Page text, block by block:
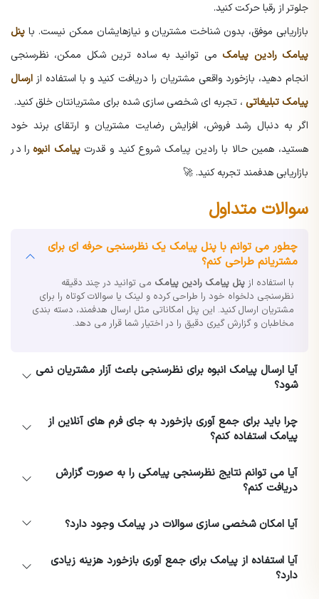
جلوتر از رقبا حرکت کنید.
بازاریابی موفق، بدون شناخت مشتریان و نیازهایشان ممکن نیست. با پنل
پیامک رادین پیامک می توانید به ساده ترین شکل ممکن، نظرسنجی
انجام دهید، بازخورد واقعی مشتریان را دریافت کنید و با استفاده از ارسال
پیامک تبلیغاتی ، تجربه ای شخصی سازی شده برای مشتریانتان خلق کنید.
اگر به دنبال رشد فروش، افزایش رضایت مشتریان و ارتقای برند خود
هستید، همین حالا با رادین پیامک شروع کنید و قدرتپیامک انبوهرا در
بازاریابی هدفمند تجربه کنید. 🚀
سوالات متداول
چطور می توانم با پنل پیامک یک نظرسنجی حرفه ای برای
مشتریانم طراحی کنم؟
با استفاده از پنل پیامک رادین پیامک می توانید در چند دقیقه
نظرسنجی دلخواه خود را طراحی کرده و لینک یا سوالات کوتاه را برای
مشتریان ارسال کنید. این پنل امکاناتی مثل ارسال هدفمند، دسته بندی
مخاطبان و گزارش گیری دقیق را در اختیار شما قرار می دهد.
آیا ارسال پیامک انبوه برای نظرسنجی باعث آزار مشتریان نمی
شود؟
چرا باید برای جمع آوری بازخورد به جای فرم های آنلاین از
پیامک استفاده کنم؟
آیا می توانم نتایج نظرسنجی پیامکی را به صورت گزارش
دریافت کنم؟
آیا امکان شخصی سازی سوالات در پیامک وجود دارد؟
آیا استفاده از پیامک برای جمع آوری بازخورد هزینه زیادی
دارد؟